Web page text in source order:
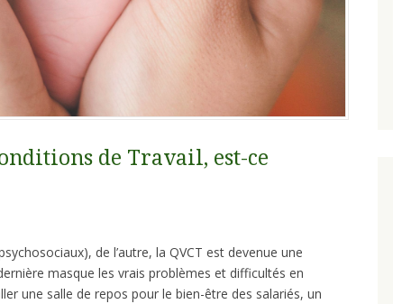
de Travail, est-ce
de l’autre, la QVCT est devenue une
masque les vrais problèmes et difficultés en
une salle de repos pour le bien-être des salariés, un